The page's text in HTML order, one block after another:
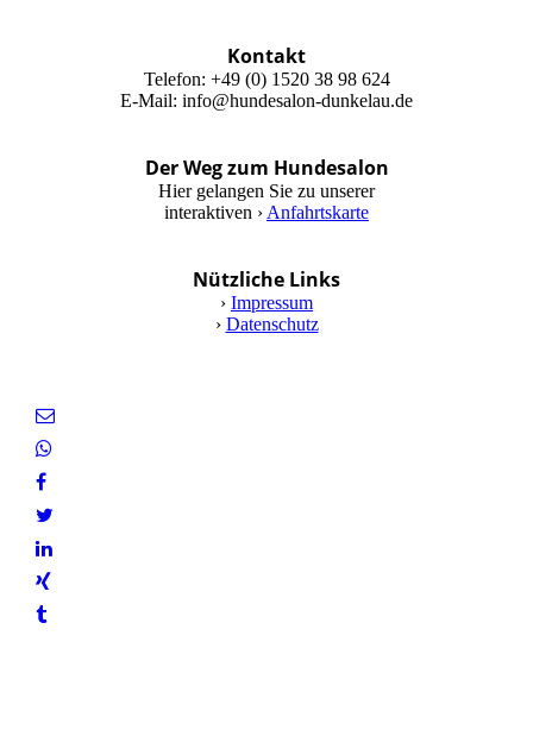
Kontakt
Telefon: +49 (0) 1520 38 98 624
E-Mail: info@hundesalon-dunkelau.de
Der Weg zum Hundesalon
Hier gelangen Sie zu unserer
interaktiven › Anfahrtskarte
Nützliche Links
› Impressum
› Datenschutz